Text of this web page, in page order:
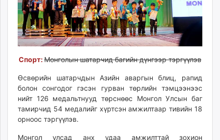
Спорт:Монголын шатарчид багийн дүнгээр тэргүүлэв
Өсвөрийн шатарчдын Азийн аваргын блиц, рапид
болон сонгодог гэсэн гурван төрлийн тэмцээнээс
нийт 126 медальтнууд төрснөөс Монгол Улсын баг
тамирчид 54 медалийг хүртсэн амжилтаар тивийн 18
орноос тэргүүлэв.
Монгол улсад анх удаа амжилттай зохион